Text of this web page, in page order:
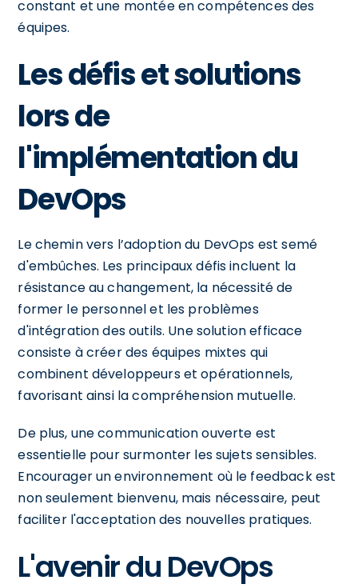
constant et une montée en compétences des
équipes.
Les défis et solutions
lors de
l'implémentation du
DevOps
Le chemin vers l’adoption du DevOps est semé
d'embûches. Les principaux défis incluent la
résistance au changement, la nécessité de
former le personnel et les problèmes
d'intégration des outils. Une solution efficace
consiste à créer des équipes mixtes qui
combinent développeurs et opérationnels,
favorisant ainsi la compréhension mutuelle.
De plus, une communication ouverte est
essentielle pour surmonter les sujets sensibles.
Encourager un environnement où le feedback est
non seulement bienvenu, mais nécessaire, peut
faciliter l'acceptation des nouvelles pratiques.
L'avenir du DevOps